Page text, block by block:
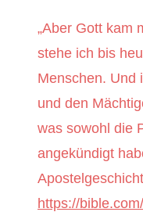
„Aber Gott kam
stehe ich bis
Menschen. Und
und den
was sowohl die
angekündigt
https://